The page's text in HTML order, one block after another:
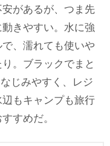
があるが、つま先
きやすい。水に強
で、濡れても使い
。ブラックでまと
じみやすく、レジ
もキャンプも旅行
すめだ。